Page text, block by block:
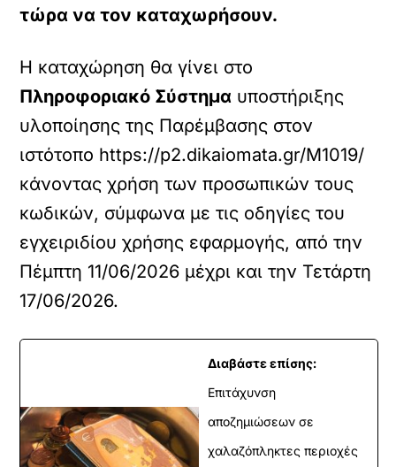
τώρα να τον καταχωρήσουν.
Η καταχώρηση θα γίνει στο
Πληροφοριακό Σύστημα υποστήριξης
υλοποίησης της Παρέμβασης στον
ιστότοπο https://p2.dikaiomata.gr/M1019/
κάνοντας χρήση των προσωπικών τους
κωδικών, σύμφωνα με τις οδηγίες του
εγχειριδίου χρήσης εφαρμογής, από την
Πέμπτη 11/06/2026 μέχρι και την Τετάρτη
17/06/2026.
Διαβάστε επίσης:
Επιτάχυνση
αποζημιώσεων σε
χαλαζόπληκτες περιοχές